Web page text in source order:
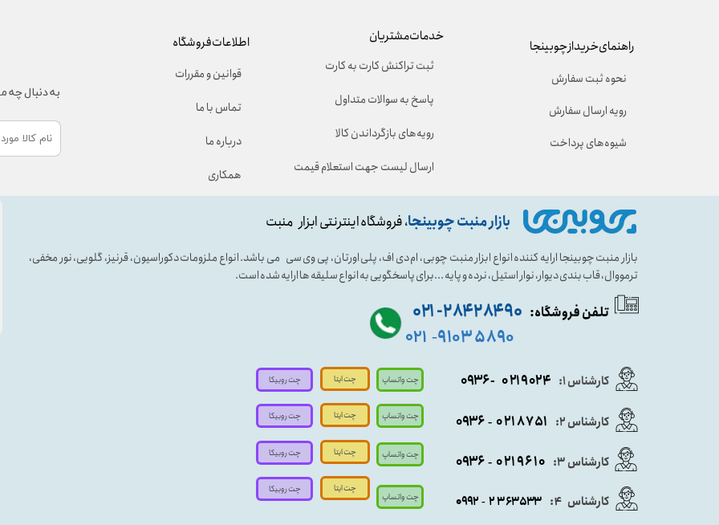
بازار منبت چوبینجا، فروشگاه اینترنتی ابزار منبت
بازار منبت چوبینجا ارایه کننده انواع ابزار منبت چوبی، ام دی اف، پلی اورتان، پی وی سی می باشد. انواع ملزومات دکوراسیون، قرنیز، گلویی، نور مخفی،
ترمووال، قاب بندی دیوار، نوار استیل، نرده و پایه ...برای پاسخگویی به انواع سلیقه ها ارایه شده است.
کارشناس ۱: ۰۲۱۹۰۲۴ - ۰۹۳۶
تلفن فروشگاه: ۹۰ ۲۸۴ ۲۸۴- ۰۲۱
۵۸۹۰ ۹۱۰۳ -۰۲۱
کارشناس ۳: ۰۲۱۹۶۱۰ -۰۹۳۶
کارشناس ۲: ۰۲۱۸۷۵۱ - ۰۹۳۶
کارشناس 4
: ۲۳۶۳۵۳۳ - ۰۹۹۲
چت واتساپ
چت واتساپ
چت واتساپ
چت واتساپ
چت ایتا
چت ایتا
چت ایتا
چت ایتا
چت روبیکا
چت روبیکا
چت روبیکا
چت روبیکا
راهنمای خرید از چوبینجا
نحوه ثبت سفارش
رویه ارسال سفارش
شیوه‌های پرداخت
خدمات مشتریان
ثبت تراکنش کارت به کارت
پاسخ به سوالات متداول
رویه‌های بازگرداندن کالا
ارسال لیست جهت استعلام قیمت
اطلاعات فروشگاه
قوانین و مقررات
تماس با ما
درباره ما
همکاری
به دنبال